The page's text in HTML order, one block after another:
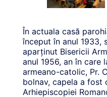
În actuala casă
început în anul 1933,
aparţinut Bisericii
anul 1956, an în care
armeano-catolic, Pr.
bolnav, capela a fost
Arhiepiscopiei